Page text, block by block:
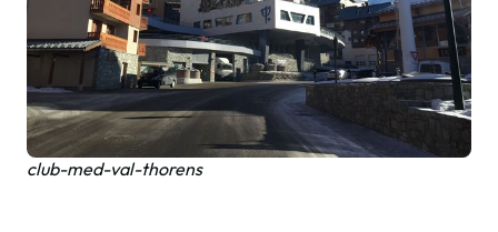
club-med-val-thorens